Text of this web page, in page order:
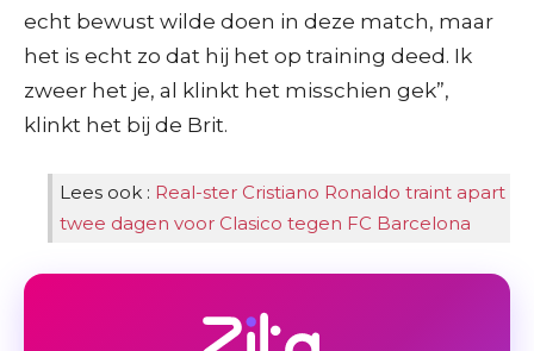
echt bewust wilde doen in deze match, maar
het is echt zo dat hij het op training deed. Ik
zweer het je, al klinkt het misschien gek”,
klinkt het bij de Brit.
Lees ook : Real-ster Cristiano Ronaldo traint apart
twee dagen voor Clasico tegen FC Barcelona